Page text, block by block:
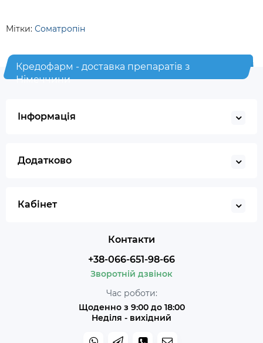
Мітки: Соматропін
Кредофарм - доставка препаратів з
Німеччини
Інформація
Додатково
Кабінет
Контакти
+38-066-651-98-66
Зворотній дзвінок
Час роботи:
Щоденно з 9:00 до 18:00
Неділя - вихідний